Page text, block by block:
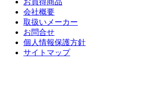
会社概要
取扱いメーカー
お問合せ
個人情報保護方針
サイトマップ